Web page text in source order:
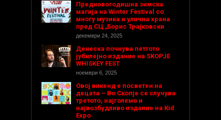
Предновогодишнa зимска
магија на Winter Festival со
многу музика и улична храна
пред СЦ „Борис Трајковски
декември 24, 2025
Денеска почнува петтото
јубилејно издание на SKOPJE
WHISKEY FEST
ноември 6, 2025
Овој викенд е посветен на
децата – Во Скопје се случува
третото, најголемо и
највозбудливо издание на Kid
Expo